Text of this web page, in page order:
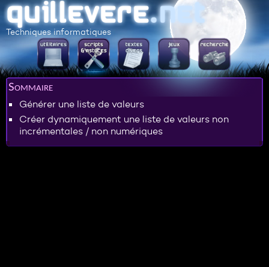
Techniques informatiques
Sommaire
Générer une liste de valeurs
Créer dynamiquement une liste de valeurs non
incrémentales / non numériques